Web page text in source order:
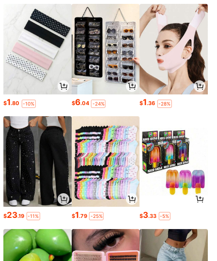
$1.80 -10% $6.04 -24% $1.36 -28%
$23.19 -11% $1.79 -25% $3.33 -5%